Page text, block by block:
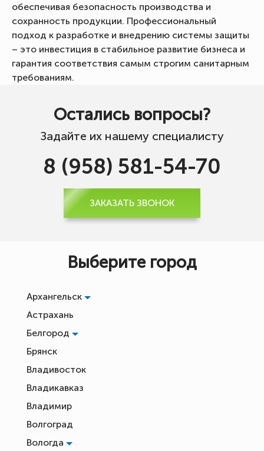
обеспечивая безопасность производства и
сохранность продукции. Профессиональный
подход к разработке и внедрению системы защиты
– это инвестиция в стабильное развитие бизнеса и
гарантия соответствия самым строгим санитарным
требованиям.
Остались вопросы?
Задайте их нашему специалисту
8 (958) 581-54-70
ЗАКАЗАТЬ ЗВОНОК
Выберите город
Архангельск
Астрахань
Белгород
Брянск
Владивосток
Владикавказ
Владимир
Волгоград
Вологда